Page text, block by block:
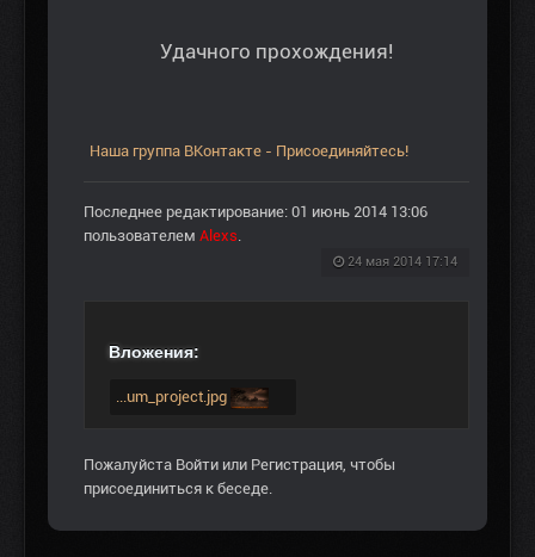
Удачного прохождения!
Наша группа ВКонтакте - Присоединяйтесь!
Последнее редактирование: 01 июнь 2014 13:06
пользователем Alexs.
24 мая 2014 17:14
Вложения:
...um_project.jpg
Пожалуйста Войти или Регистрация, чтобы
присоединиться к беседе.